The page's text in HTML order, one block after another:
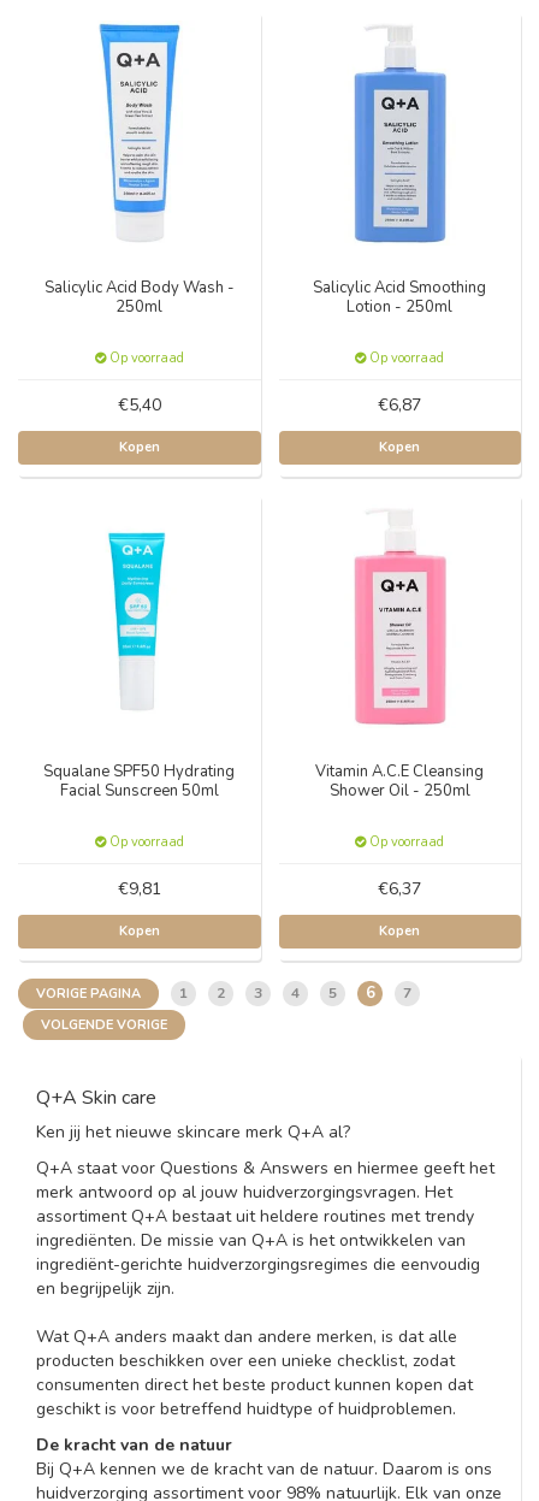
Salicylic Acid Body Wash -
250ml
Op voorraad
€5,40
Kopen
Salicylic Acid Smoothing
Lotion - 250ml
Op voorraad
€6,87
Kopen
Squalane SPF50 Hydrating
Facial Sunscreen 50ml
Op voorraad
€9,81
Kopen
Vitamin A.C.E Cleansing
Shower Oil - 250ml
Op voorraad
€6,37
Kopen
VORIGE PAGINA 1 2 3 4 5 6 7
VOLGENDE VORIGE
Q+A Skin care
Ken jij het nieuwe skincare merk Q+A al?
Q+A staat voor Questions & Answers en hiermee geeft het
merk antwoord op al jouw huidverzorgingsvragen. Het
assortiment Q+A bestaat uit heldere routines met trendy
ingrediënten. De missie van Q+A is het ontwikkelen van
ingrediënt-gerichte huidverzorgingsregimes die eenvoudig
en begrijpelijk zijn.
Wat Q+A anders maakt dan andere merken, is dat alle
producten beschikken over een unieke checklist, zodat
consumenten direct het beste product kunnen kopen dat
geschikt is voor betreffend huidtype of huidproblemen.
De kracht van de natuur
Bij Q+A kennen we de kracht van de natuur. Daarom is ons
huidverzorging assortiment voor 98% natuurlijk. Elk van onze